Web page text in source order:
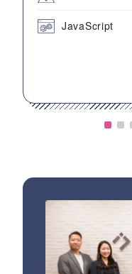
JavaScript